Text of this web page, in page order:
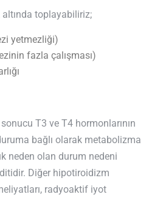
altında toplayabiliriz;
yetmezliği)
fazla çalışması)
T3 ve T4 hormonlarının
bağlı olarak metabolizma
neden olan durum nedeni
Diğer hipotiroidizm
radyoaktif iyot